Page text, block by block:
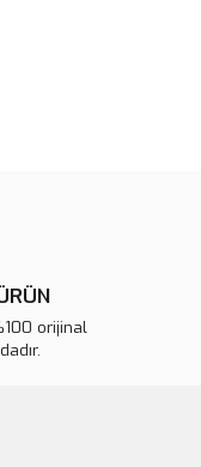
orijinal